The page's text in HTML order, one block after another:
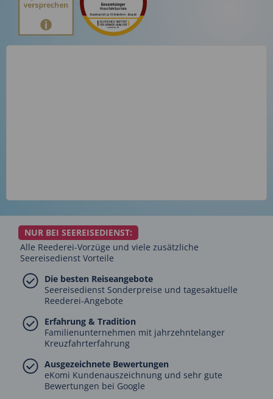
NUR BEI SEEREISEDIENST:
Alle Reederei-Vorzüge und viele zusätzliche
Seereisedienst Vorteile
Die besten Reiseangebote
Seereisedienst Sonderpreise und tagesaktuelle
Reederei-Angebote
Erfahrung & Tradition
Familienunternehmen mit jahrzehntelanger
Kreuzfahrterfahrung
Ausgezeichnete Bewertungen
eKomi Kundenauszeichnung und sehr gute
Bewertungen bei Google